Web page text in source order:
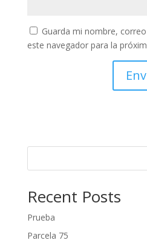
Guarda mi nombre,
este navegador para la
Recent Posts
Prueba
Parcela 75